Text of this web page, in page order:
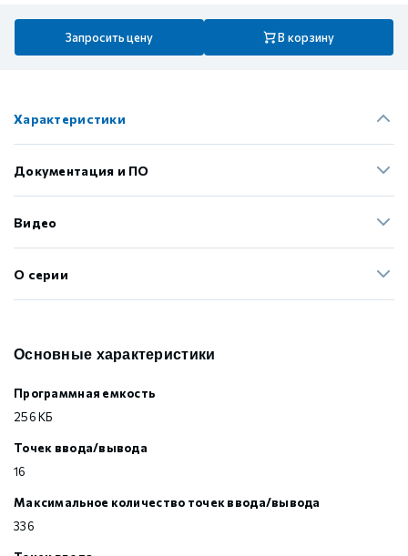
Запросить цену В корзину
Характеристики
Документация и ПО
Видео
О серии
Основные характеристики
Программная емкость
256 КБ
Точек ввода/вывода
16
Максимальное количество точек ввода/вывода
336